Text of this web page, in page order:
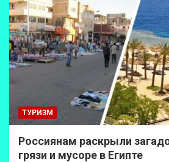
ТУРИЗМ
Россиянам раскрыли
грязи и мусоре в Египте